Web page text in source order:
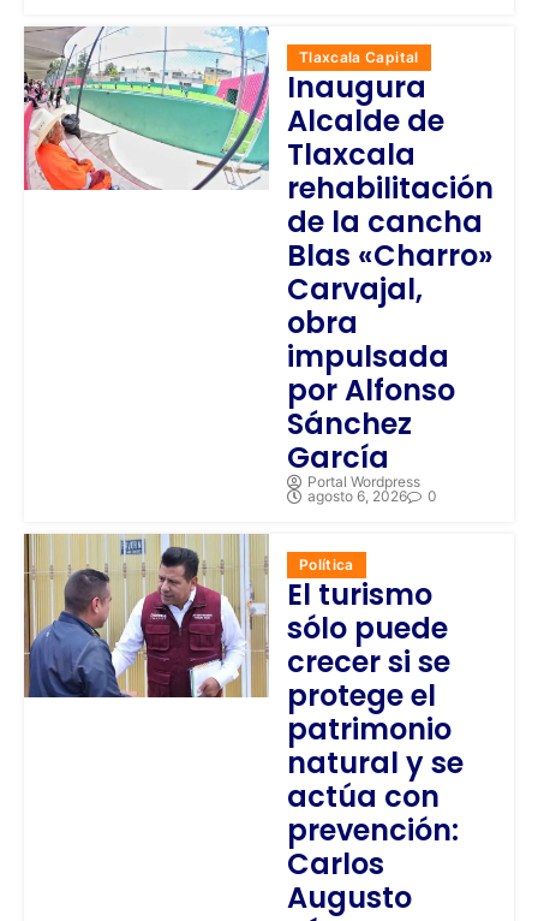
Tlaxcala Capital
Inaugura
Alcalde de
Tlaxcala
rehabilitación
de la cancha
Blas «Charro»
Carvajal,
obra
impulsada
por Alfonso
Sánchez
García
Portal Wordpress
agosto 6, 2026
0
Política
El turismo
sólo puede
crecer si se
protege el
patrimonio
natural y se
actúa con
prevención:
Carlos
Augusto